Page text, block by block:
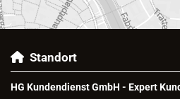
 Standort
HG Kundendienst GmbH - Expert